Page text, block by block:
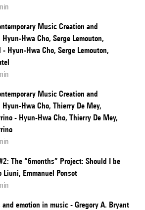
Music Creation and
Hwa Cho, Serge Lemouton,
Hyun-Hwa Cho, Serge Lemouton,
Music Creation and
Hyun-Hwa Cho, Thierry De Mey,
- Hyun-Hwa Cho, Thierry De Mey,
The “6months” Project: Should I be
Liuni, Emmanuel Ponsot
emotion in music - Gregory A. Bryant